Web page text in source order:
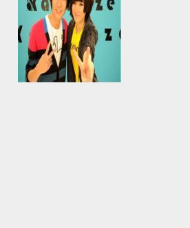
public_html/include/article/
will throw an Error in a future
version of PHP) in
/home/keedkean/domains/
on line534
นิยาย : ฉันกับเธอ. . .รักนี้จะเป็น
อย่างไร
public_html/include/article/